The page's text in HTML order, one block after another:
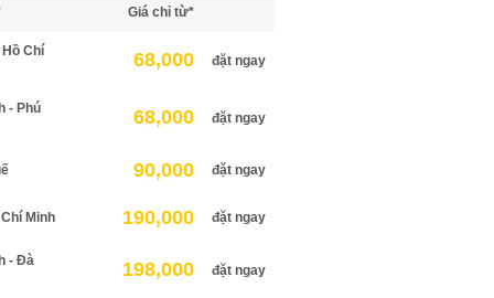
Giá chỉ từ*
Hồ Chí
68,000 đặt ngay
- Phú
68,000 đặt ngay
90,000 đặt ngay
Minh 190,000 đặt ngay
- Đà
198,000 đặt ngay